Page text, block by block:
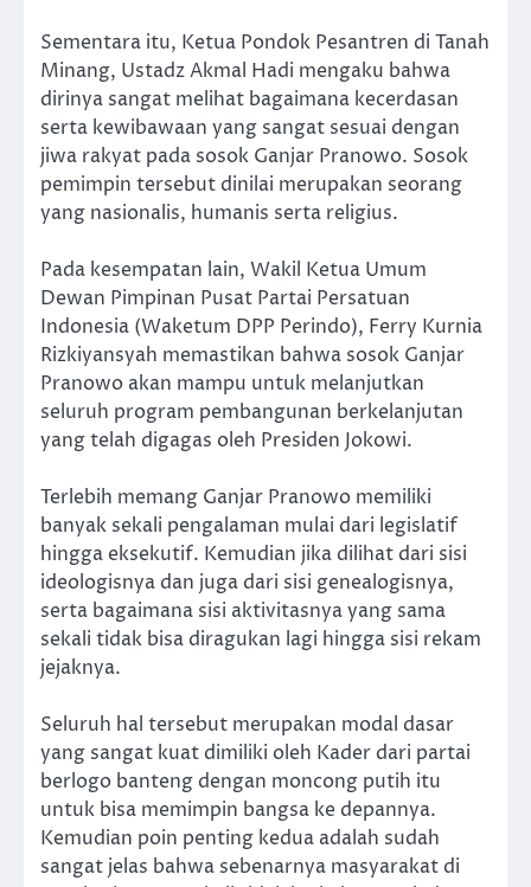
Sementara itu, Ketua Pondok Pesantren di Tanah
Minang, Ustadz Akmal Hadi mengaku bahwa
dirinya sangat melihat bagaimana kecerdasan
serta kewibawaan yang sangat sesuai dengan
jiwa rakyat pada sosok Ganjar Pranowo. Sosok
pemimpin tersebut dinilai merupakan seorang
yang nasionalis, humanis serta religius.
Pada kesempatan lain, Wakil Ketua Umum
Dewan Pimpinan Pusat Partai Persatuan
Indonesia (Waketum DPP Perindo), Ferry Kurnia
Rizkiyansyah memastikan bahwa sosok Ganjar
Pranowo akan mampu untuk melanjutkan
seluruh program pembangunan berkelanjutan
yang telah digagas oleh Presiden Jokowi.
Terlebih memang Ganjar Pranowo memiliki
banyak sekali pengalaman mulai dari legislatif
hingga eksekutif. Kemudian jika dilihat dari sisi
ideologisnya dan juga dari sisi genealogisnya,
serta bagaimana sisi aktivitasnya yang sama
sekali tidak bisa diragukan lagi hingga sisi rekam
jejaknya.
Seluruh hal tersebut merupakan modal dasar
yang sangat kuat dimiliki oleh Kader dari partai
berlogo banteng dengan moncong putih itu
untuk bisa memimpin bangsa ke depannya.
Kemudian poin penting kedua adalah sudah
sangat jelas bahwa sebenarnya masyarakat di